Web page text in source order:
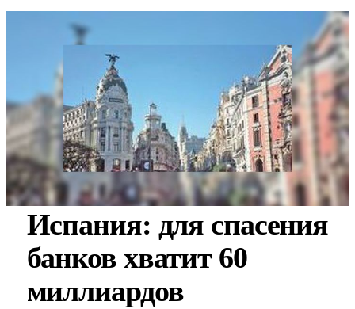
Испания: для спасения
банков хватит 60
миллиардов